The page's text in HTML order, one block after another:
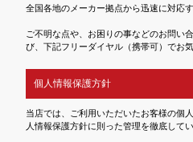
全国各地のメーカー拠点から迅速に対応
ご不明な点や、お困りの事などのお問い
び、下記フリーダイヤル（携帯可）でお
個人情報保護方針
当店では、ご利用いただいたお客様の個
人情報保護方針に則った管理を徹底してい